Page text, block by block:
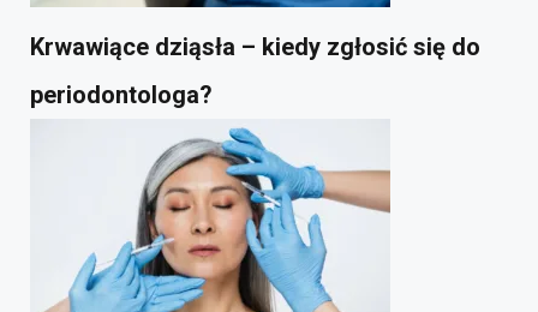
Krwawiące dziąsła – kiedy zgłosić się do
periodontologa?